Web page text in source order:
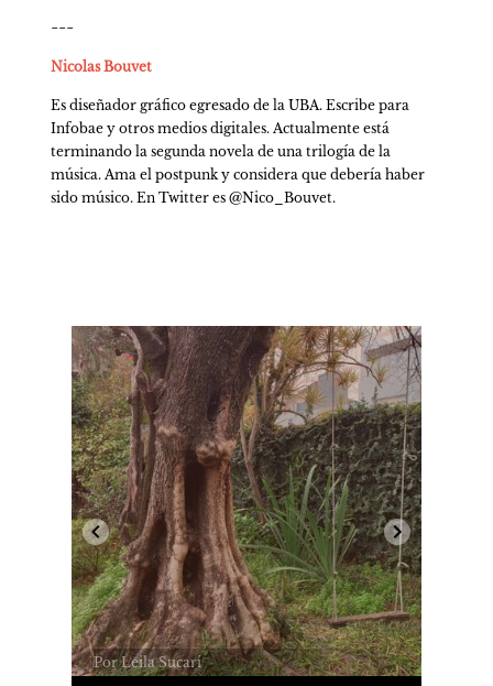
---
Nicolas Bouvet
Es diseñador gráfico egresado de la UBA. Escribe para
Infobae y otros medios digitales. Actualmente está
terminando la segunda novela de una trilogía de la
música. Ama el postpunk y considera que debería haber
sido músico. En Twitter es @Nico_Bouvet.
Por Leila Sucari